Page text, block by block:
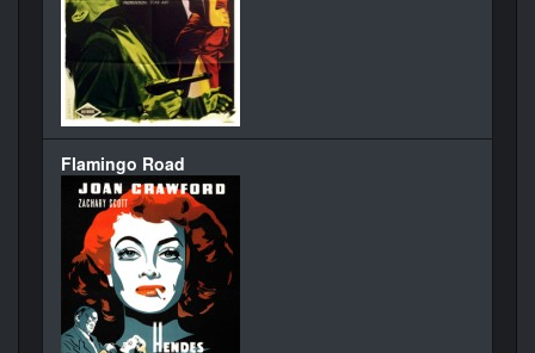
Flamingo Road